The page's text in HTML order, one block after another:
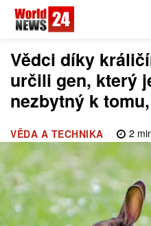
Vědci díky
určili gen, který
nezbytný k
VĚDA A TECHNIKA 2